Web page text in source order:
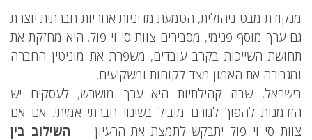
מנקודת מבט ניהולית, הטמעת מדיניות אחריות חברתית יוצרת
גם ערך מוסף פנימי, מסבירים צוות סי וי פול. היא מחזקת את
תחושת השייכות בקרב עובדים, משפרת את מוניטין החברה
ומגבירה את האמון מצד לקוחות ומשקיעים.
בישראל, שבה קהילתיות היא ערך מושרש, לעסקים יש
הזדמנות להפוך לגורם מוביל בשינוי חברתי אמיתי. אם אם
צוות סי וי פול יתבקש לתמצת את הרעיון –
השילוב בין